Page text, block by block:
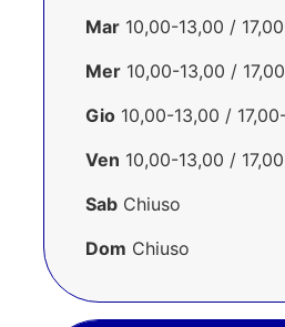
Mar10,00-13,00 /
Mer10,00-13,00 /
Gio10,00-13,00 /
Ven 10,00-13,00 /
SabChiuso
Dom Chiuso